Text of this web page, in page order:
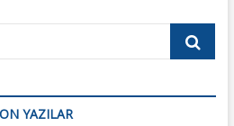
Search
YAZILAR